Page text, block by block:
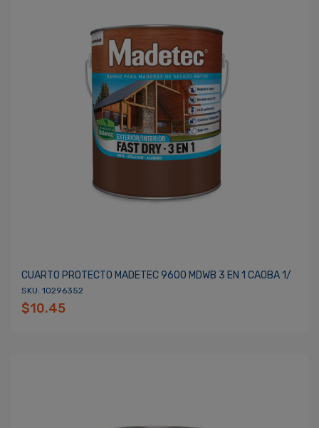
CUARTO PROTECTO MADETEC 9600 MDWB 3 EN 1 CAOBA 1/
SKU: 10296352
$10.45